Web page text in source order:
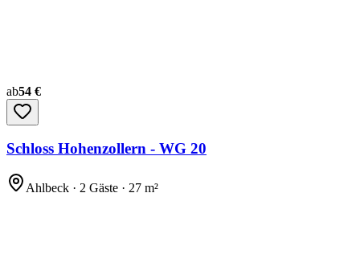
ab54 €
Schloss Hohenzollern - WG 20
Ahlbeck · 2 Gäste · 27 m²